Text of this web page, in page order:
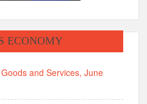
ECONOMY
and Services, June